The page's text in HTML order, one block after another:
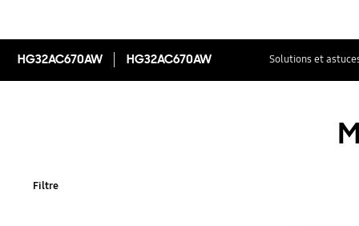
HG32AC670AW HG32AC670AW Solutions et
Filtre